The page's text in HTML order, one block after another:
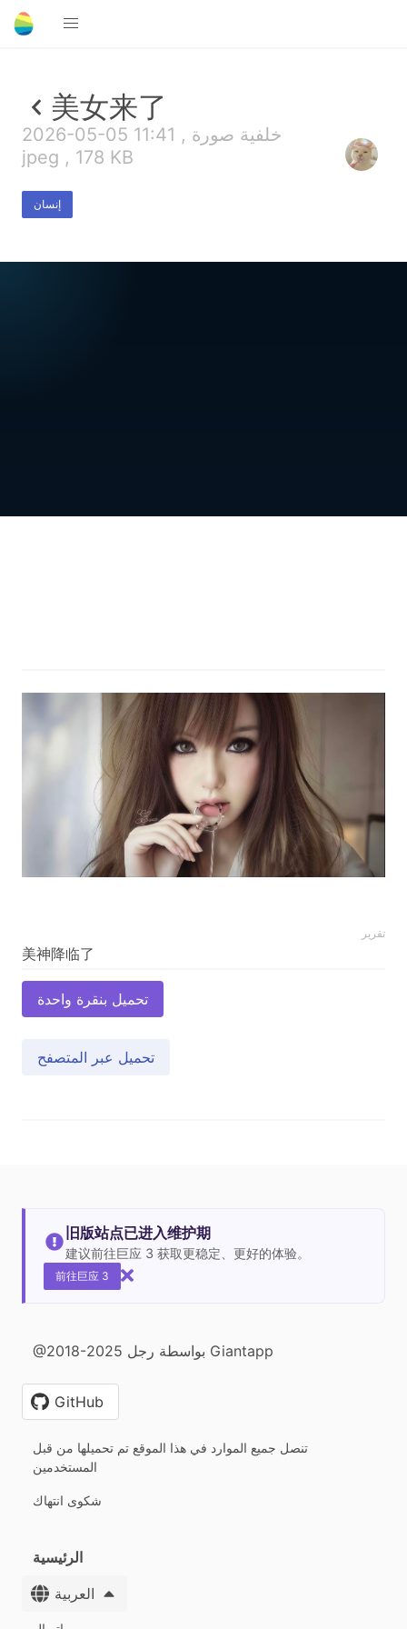
美女来了
2026-05-05 11:41 , خلفية صورة
jpeg , 178 KB
إنسان
تقرير
تحميل بنقرة واحدة
تحميل عبر المتصفح
旧版站点已进入维护期
建议前往巨应 3 获取更稳定、更好的体验。
前往巨应 3
@2018-2025 بواسطة رجل Giantapp
GitHub
تنصل جميع الموارد في هذا الموقع تم تحميلها من قبل
المستخدمين
شكوى انتهاك
الرئيسية
العربية